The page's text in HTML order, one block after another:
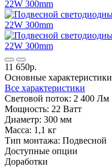
11 650р.
Основные характеристики
Все характеристики
Световой поток: 2 400 Лм
Мощность: 22 Ватт
Диаметр: 300 мм
Масса: 1,1 кг
Тип монтажа: Подвесной
Доступные опции
Доработки